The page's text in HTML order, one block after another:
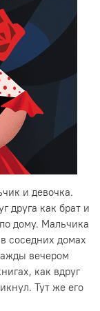
и девочка.
друга как брат и
дому. Мальчика
соседних домах
вечером
как вдруг
Тут же его